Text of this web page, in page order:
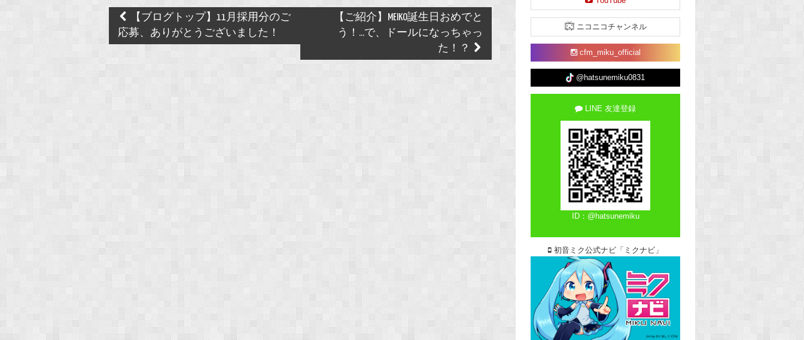
Post
navigation
【ブログトップ】11月採用分のご
応募、ありがとうございました！
【ご紹介】MEIKO誕生日おめでと
う！...で、ドールになっちゃっ
た！？
ニコニコチャンネル
cfm_miku_official
@hatsunemiku0831
LINE 友達登録
ID：@hatsunemiku
初音ミク公式ナビ「ミクナビ」